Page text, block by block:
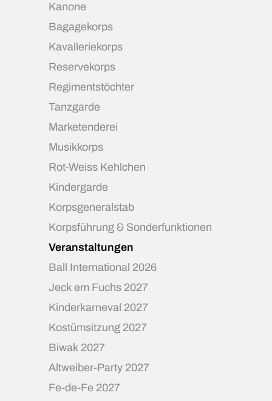
Kanone
Bagagekorps
Kavalleriekorps
Reservekorps
Regimentstöchter
Tanzgarde
Marketenderei
Musikkorps
Rot-Weiss Kehlchen
Kindergarde
Korpsgeneralstab
Korpsführung & Sonderfunktionen
Veranstaltungen
Ball International 2026
Jeck em Fuchs 2027
Kinderkarneval 2027
Kostümsitzung 2027
Biwak 2027
Altweiber-Party 2027
Fe-de-Fe 2027